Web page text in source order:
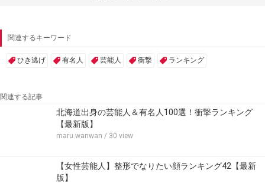
関連するキーワード
ひき逃げ 有名人 芸能人 衝撃 ランキング
関連する記事
北海道出身の芸能人＆有名人100選！衝撃ランキング
【最新版】
maru.wanwan / 30 view
【女性芸能人】整形でなりたい顔ランキング42【最新
版】